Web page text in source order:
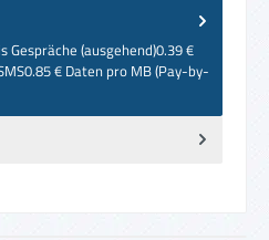
(ausgehend)0.39 €
€ Daten pro MB (Pay-by-